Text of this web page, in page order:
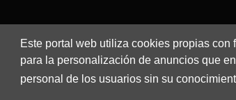
Este portal web utiliza cookies propias
para la personalización de anuncios que
personal de los usuarios sin su